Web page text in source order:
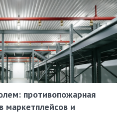
противопожарная
маркетплейсов и